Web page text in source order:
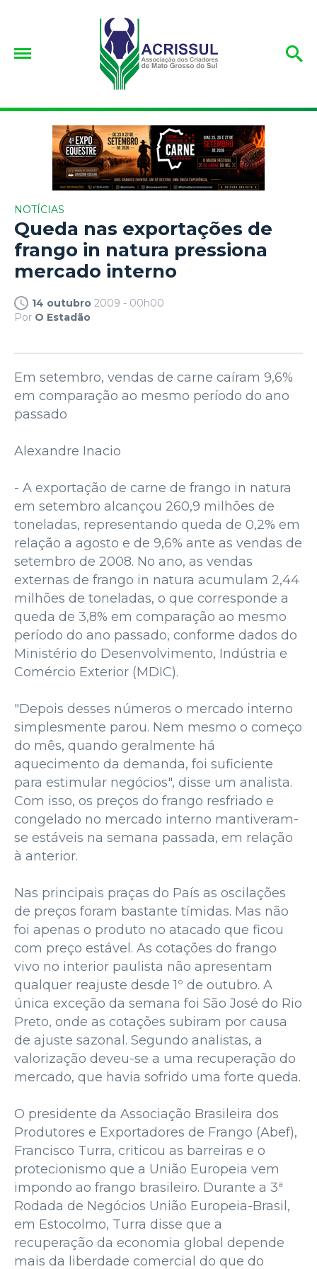
NOTÍCIAS
Queda nas exportações de
frango in natura pressiona
mercado interno
14 outubro 2009 - 00h00
Por O Estadão
Em setembro, vendas de carne caíram 9,6%
em comparação ao mesmo período do ano
passado
Alexandre Inacio
- A exportação de carne de frango in natura
em setembro alcançou 260,9 milhões de
toneladas, representando queda de 0,2% em
relação a agosto e de 9,6% ante as vendas de
setembro de 2008. No ano, as vendas
externas de frango in natura acumulam 2,44
milhões de toneladas, o que corresponde a
queda de 3,8% em comparação ao mesmo
período do ano passado, conforme dados do
Ministério do Desenvolvimento, Indústria e
Comércio Exterior (MDIC).
"Depois desses números o mercado interno
simplesmente parou. Nem mesmo o começo
do mês, quando geralmente há
aquecimento da demanda, foi suficiente
para estimular negócios", disse um analista.
Com isso, os preços do frango resfriado e
congelado no mercado interno mantiveram-
se estáveis na semana passada, em relação
à anterior.
Nas principais praças do País as oscilações
de preços foram bastante tímidas. Mas não
foi apenas o produto no atacado que ficou
com preço estável. As cotações do frango
vivo no interior paulista não apresentam
qualquer reajuste desde 1º de outubro. A
única exceção da semana foi São José do Rio
Preto, onde as cotações subiram por causa
de ajuste sazonal. Segundo analistas, a
valorização deveu-se a uma recuperação do
mercado, que havia sofrido uma forte queda.
O presidente da Associação Brasileira dos
Produtores e Exportadores de Frango (Abef),
Francisco Turra, criticou as barreiras e o
protecionismo que a União Europeia vem
impondo ao frango brasileiro. Durante a 3ª
Rodada de Negócios União Europeia-Brasil,
em Estocolmo, Turra disse que a
recuperação da economia global depende
mais da liberdade comercial do que do